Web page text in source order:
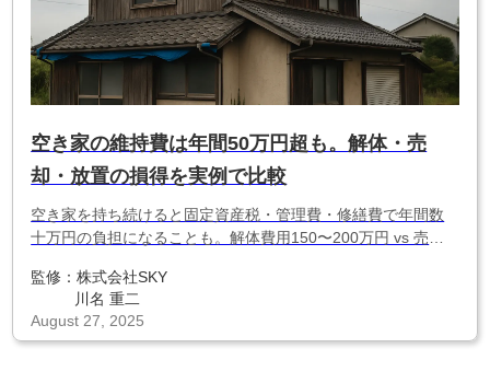
空き家の維持費は年間50万円超も。解体・売
却・放置の損得を実例で比較
空き家を持ち続けると固定資産税・管理費・修繕費で年間数
十万円の負担になることも。解体費用150〜200万円 vs 売却
り早く動いた方が得」な理由がわかります。
監修：株式会社SKY
川名 重二
August 27, 2025